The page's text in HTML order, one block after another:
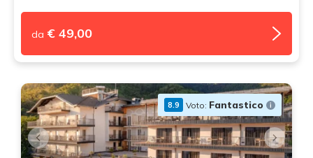
da € 49,00
8.9 Voto: Fantastico